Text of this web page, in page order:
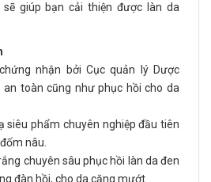
sẽ giúp bạn cải thiện được làn da
nhận bởi Cục quản lý Dược
an toàn cũng như phục hồi cho da
siêu phẩm chuyên nghiệp đầu tiên
nâu.
chuyên sâu phục hồi làn da đen
đàn hồi, cho da căng mướt.